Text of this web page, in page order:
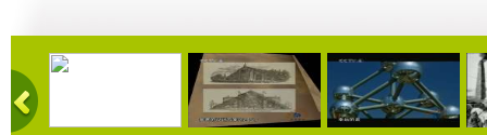
29:35 29:23 29:30